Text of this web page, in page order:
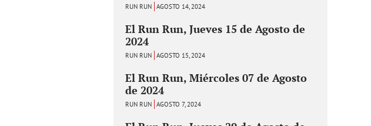
RUN RUN AGOSTO 14, 2024
El Run Run, Jueves 15 de Agosto de
2024
RUN RUN AGOSTO 15, 2024
El Run Run, Miércoles 07 de Agosto
de 2024
RUN RUN AGOSTO 7, 2024